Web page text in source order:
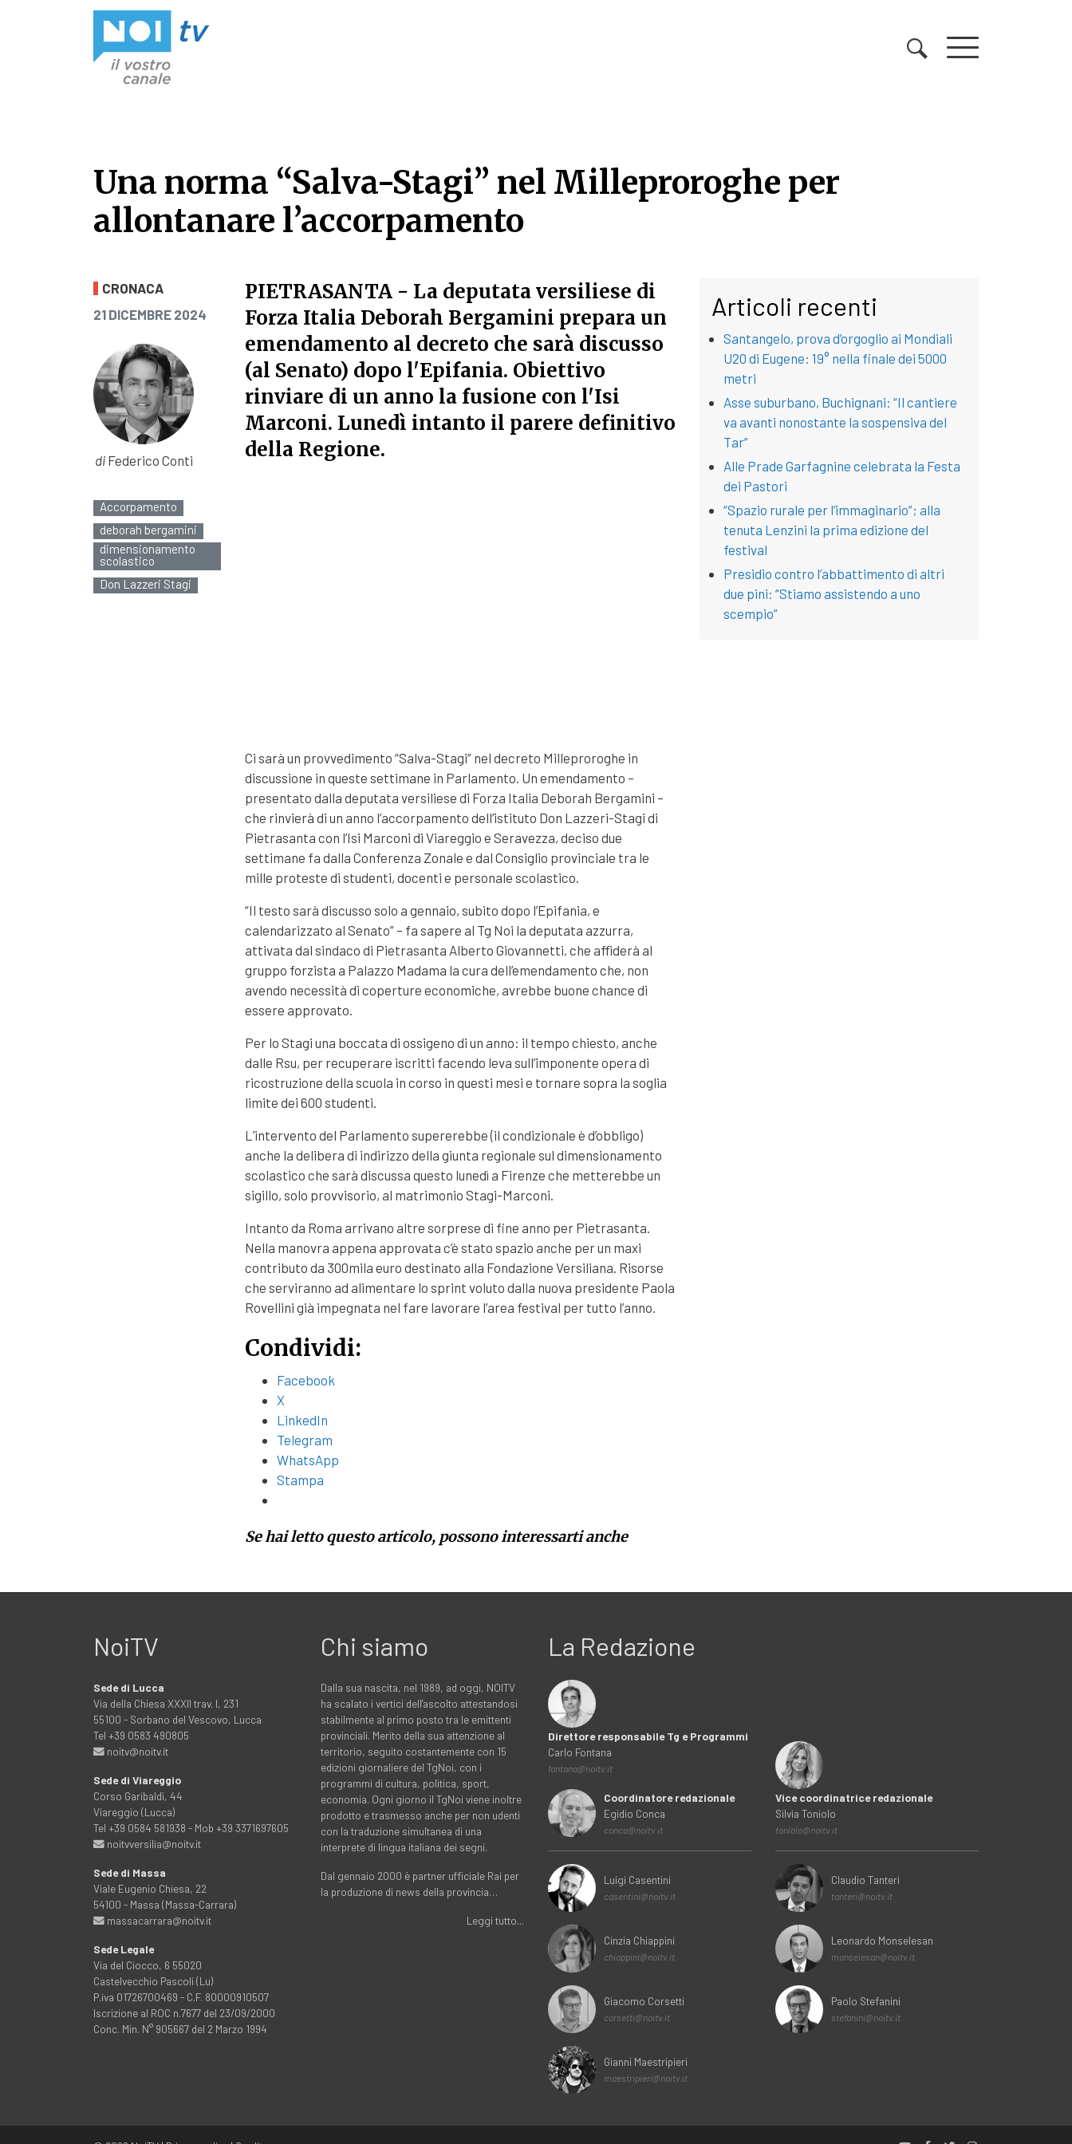
Una norma “Salva-Stagi” nel Milleproroghe per
allontanare l’accorpamento
Una norma “Salva-Stagi” nel Milleproroghe per allontanare
CRONACA
PUBBLICATO IL
21 DICEMBRE 2024
diFederico Conti
Accorpamento
deborah bergamini
dimensionamento
scolastico
Don Lazzeri Stagi
PIETRASANTA - La deputata versiliese di
Forza Italia Deborah Bergamini prepara un
emendamento al decreto che sarà discusso
(al Senato) dopo l'Epifania. Obiettivo
rinviare di un anno la fusione con l'Isi
Marconi. Lunedì intanto il parere definitivo
della Regione.
Ci sarà un provvedimento “Salva-Stagi” nel decreto Milleproroghe in
discussione in queste settimane in Parlamento. Un emendamento –
presentato dalla deputata versiliese di Forza Italia Deborah Bergamini –
che rinvierà di un anno l’accorpamento dell’istituto Don Lazzeri-Stagi di
Pietrasanta con l’Isi Marconi di Viareggio e Seravezza, deciso due
settimane fa dalla Conferenza Zonale e dal Consiglio provinciale tra le
mille proteste di studenti, docenti e personale scolastico.
“Il testo sarà discusso solo a gennaio, subito dopo l’Epifania, e
calendarizzato al Senato” – fa sapere al Tg Noi la deputata azzurra,
attivata dal sindaco di Pietrasanta Alberto Giovannetti, che affiderà al
gruppo forzista a Palazzo Madama la cura dell’emendamento che, non
avendo necessità di coperture economiche, avrebbe buone chance di
essere approvato.
Per lo Stagi una boccata di ossigeno di un anno: il tempo chiesto, anche
dalle Rsu, per recuperare iscritti facendo leva sull’imponente opera di
ricostruzione della scuola in corso in questi mesi e tornare sopra la soglia
limite dei 600 studenti.
L’intervento del Parlamento supererebbe (il condizionale è d’obbligo)
anche la delibera di indirizzo della giunta regionale sul dimensionamento
scolastico che sarà discussa questo lunedì a Firenze che metterebbe un
sigillo, solo provvisorio, al matrimonio Stagi-Marconi.
Intanto da Roma arrivano altre sorprese di fine anno per Pietrasanta.
Nella manovra appena approvata c’è stato spazio anche per un maxi
contributo da 300mila euro destinato alla Fondazione Versiliana. Risorse
che serviranno ad alimentare lo sprint voluto dalla nuova presidente Paola
Rovellini già impegnata nel fare lavorare l’area festival per tutto l’anno.
Condividi:
Facebook
X
LinkedIn
Telegram
WhatsApp
Stampa
Se hai letto questo articolo, possono interessarti anche
Articoli recenti
Santangelo, prova d’orgoglio ai Mondiali
U20 di Eugene: 19° nella finale dei 5000
metri
Asse suburbano, Buchignani: “Il cantiere
va avanti nonostante la sospensiva del
Tar”
Alle Prade Garfagnine celebrata la Festa
dei Pastori
“Spazio rurale per l’immaginario”; alla
tenuta Lenzini la prima edizione del
festival
Presidio contro l’abbattimento di altri
due pini: “Stiamo assistendo a uno
scempio”
NoiTV
Sede di Lucca
Via della Chiesa XXXII trav. I, 231
55100 - Sorbano del Vescovo, Lucca
Tel +39 0583 490805
noitv@noitv.it
Sede di Viareggio
Corso Garibaldi, 44
Viareggio (Lucca)
Tel +39 0584 581938 - Mob +39 3371697605
noitvversilia@noitv.it
Sede di Massa
Viale Eugenio Chiesa, 22
54100 - Massa (Massa-Carrara)
massacarrara@noitv.it
Sede Legale
Via del Ciocco, 6 55020
Castelvecchio Pascoli (Lu)
P.iva 01726700469 - C.F. 80000910507
Iscrizione al ROC n.7677 del 23/09/2000
Conc. Min. N° 905667 del 2 Marzo 1994
Chi siamo
Dalla sua nascita, nel 1989, ad oggi, NOITV
ha scalato i vertici dell'ascolto attestandosi
stabilmente al primo posto tra le emittenti
provinciali. Merito della sua attenzione al
territorio, seguito costantemente con 15
edizioni giornaliere del TgNoi, con i
programmi di cultura, politica, sport,
economia. Ogni giorno il TgNoi viene inoltre
prodotto e trasmesso anche per non udenti
con la traduzione simultanea di una
interprete di lingua italiana dei segni.
Dal gennaio 2000 è partner ufficiale Rai per
la produzione di news della provincia…
Leggi tutto...
La Redazione
Direttore responsabile Tg e Programmi
Carlo Fontana
fontana@noitv.it
Coordinatore redazionale
Egidio Conca
conca@noitv.it
Luigi Casentini
casentini@noitv.it
Cinzia Chiappini
chiappini@noitv.it
Giacomo Corsetti
corsetti@noitv.it
Gianni Maestripieri
maestripieri@noitv.it
Vice coordinatrice redazionale
Silvia Toniolo
toniolo@noitv.it
Claudio Tanteri
tanteri@noitv.it
Leonardo Monselesan
monselesan@noitv.it
Paolo Stefanini
stefanini@noitv.it